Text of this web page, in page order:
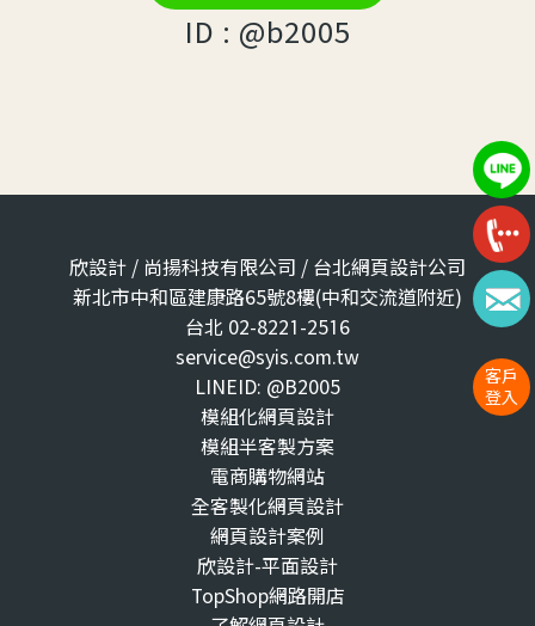
客戶
登入
ID : @b2005
欣設計 / 尚揚科技有限公司 / 台北網頁設計公司
新北市中和區建康路65號8樓(中和交流道附近)
台北 02-8221-2516
service@syis.com.tw
LINEID: @B2005
模組化網頁設計
模組半客製方案
電商購物網站
全客製化網頁設計
網頁設計案例
欣設計-平面設計
TopShop網路開店